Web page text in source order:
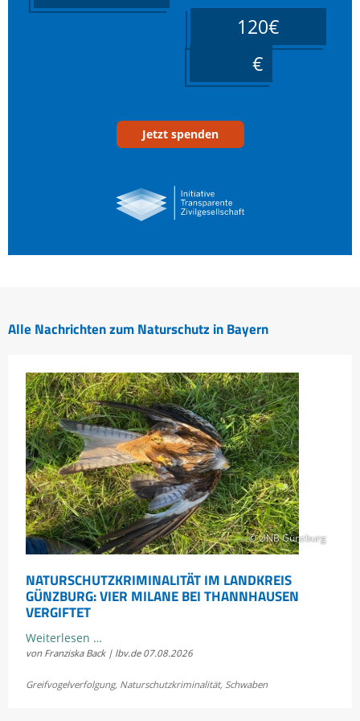
120€
Jetzt spenden
Alle Nachrichten zum Naturschutz in Bayern
© UNB Günzburg
NATURSCHUTZKRIMINALITÄT IM LANDKREIS
GÜNZBURG: VIER MILANE BEI THANNHAUSEN
VERGIFTET
Weiterlesen …Naturschutzkriminalität
im
Günzburg:
von Franziska Back | lbv.de 07.08.2026
Greifvogelverfolgung, Naturschutzkriminalität, Schwaben